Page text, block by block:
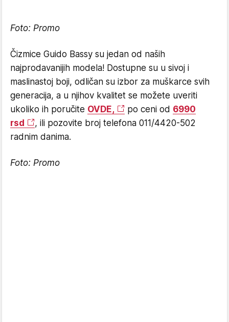
Foto: Promo
Čizmice Guido Bassy su jedan od naših
najprodavanijih modela! Dostupne su u sivoj i
maslinastoj boji, odličan su izbor za muškarce svih
generacija, a u njihov kvalitet se možete uveriti
ukoliko ih poručite OVDE, po ceni od 6990
rsd
, ili pozovite broj telefona 011/4420-502
radnim danima.
Foto: Promo